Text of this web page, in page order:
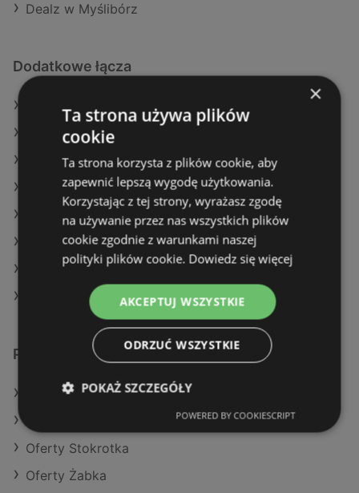
Dealz w Myślibórz
Dodatkowe łącza
Oferty Dealz
Oferty Netto
Oferty E.Leclerc
Aktualne gazetki E.Leclerc
Aktualne gazetki Biedronka
Aktualne gazetki Kaufland
Aktualne gazetki Delikatesy Centrum
Aktualne gazetki Gram Market
Podobne sklepy detaliczne
Oferty POLOmarket
Oferty Stokrotka
Oferty Żabka
×
Ta strona używa plików
cookie
Ta strona korzysta z plików cookie, aby
zapewnić lepszą wygodę użytkowania.
Korzystając z tej strony, wyrażasz zgodę
na używanie przez nas wszystkich plików
cookie zgodnie z warunkami naszej
polityki plików cookie. Dowiedz się więcej
AKCEPTUJ WSZYSTKIE
ODRZUĆ WSZYSTKIE
POKAŻ SZCZEGÓŁY
POWERED BY COOKIESCRIPT